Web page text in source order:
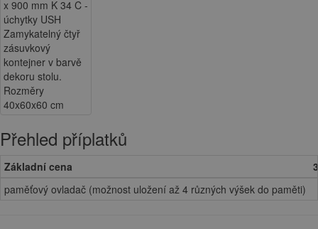
Přehled příplatků
Základní cena
paměťový ovladač (možnost uložení až 4 různých výšek do paměti)